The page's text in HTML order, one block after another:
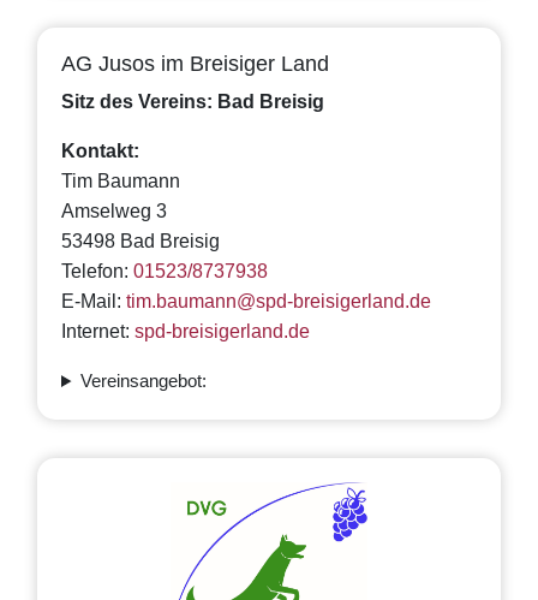
AG Jusos im Breisiger Land
Sitz des Vereins: Bad Breisig
Kontakt:
Tim Baumann
Amselweg 3
53498 Bad Breisig
Telefon: 01523/8737938
E-Mail: tim.baumann@spd-breisigerland.de
Internet: spd-breisigerland.de
Vereinsangebot: